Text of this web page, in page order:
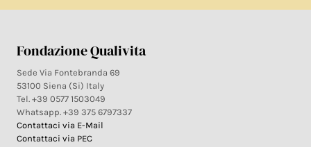
Fondazione Qualivita
Sede Via Fontebranda 69
53100 Siena (Si) Italy
Tel. +39 0577 1503049
Whatsapp. +39 375 6797337
Contattaci via E-Mail
Contattaci via PEC